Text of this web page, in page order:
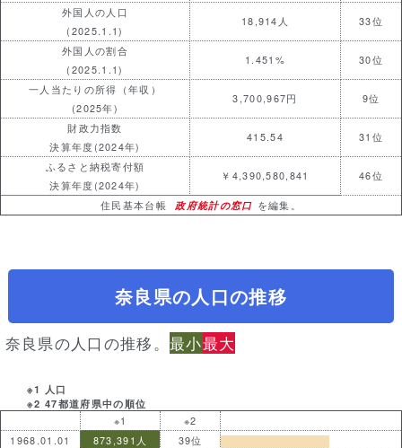
外国人の人口
(2025.1.1)
18,914人 33位
外国人の割合
(2025.1.1)
1.451% 30位
一人当たりの所得（年収）
(2025年)
3,700,967円 9位
財政力指数
決算年度(2024年)
415.54 31位
ふるさと納税寄付額
決算年度(2024年)
￥4,390,580,841 46位
住民基本台帳 政府統計の窓口 を編集。
奈良県の人口の推移
奈良県の人口の推移。最小最大
※1 人口
※2 47都道府県中の順位
※1
※2
1968.01.01
873,391人
39位